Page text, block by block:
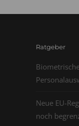
Ratgeber
Neue EU-
noch